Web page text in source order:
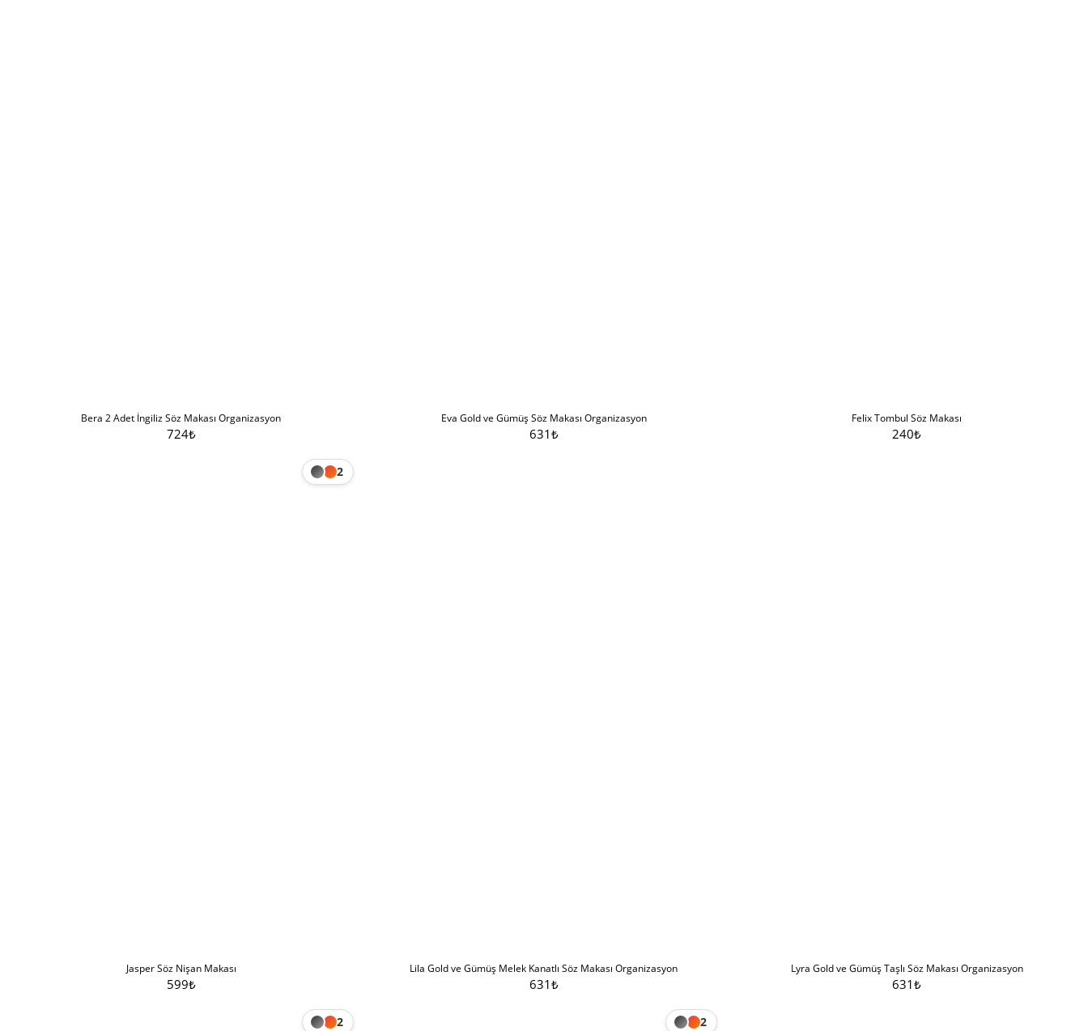
Sepete Ekle
Bera 2 Adet İngiliz Söz Makası Organizasyon
724₺ Sepete Ekle
Eva Gold ve Gümüş Söz Makası Organizasyon
631₺ Sepete Ekle
Felix Tombul Söz Makası
240₺
Sepete Ekle
Jasper Söz Nişan Makası
599₺
2
Sepete Ekle
Lila Gold ve Gümüş Melek Kanatlı Söz Makası Organizasyon
631₺ Sepete Ekle
Lyra Gold ve Gümüş Taşlı Söz Makası Organizasyon
631₺
2 2